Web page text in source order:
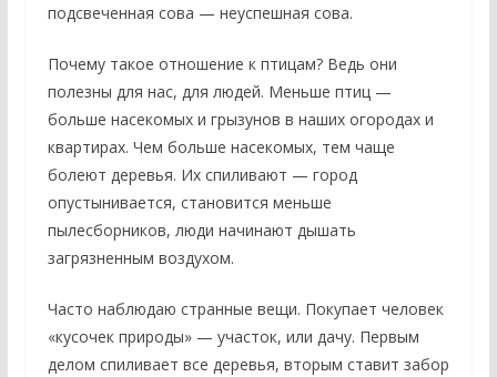
подсвеченная сова — неуспешная сова.
Почему такое отношение к птицам? Ведь они
полезны для нас, для людей. Меньше птиц —
больше насекомых и грызунов в наших огородах и
квартирах. Чем больше насекомых, тем чаще
болеют деревья. Их спиливают — город
опустынивается, становится меньше
пылесборников, люди начинают дышать
загрязненным воздухом.
Часто наблюдаю странные вещи. Покупает человек
«кусочек природы» — участок, или дачу. Первым
делом спиливает все деревья, вторым ставит забор